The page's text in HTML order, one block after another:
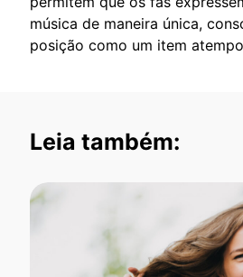
música de maneira única,
posição como um item
Leia também: